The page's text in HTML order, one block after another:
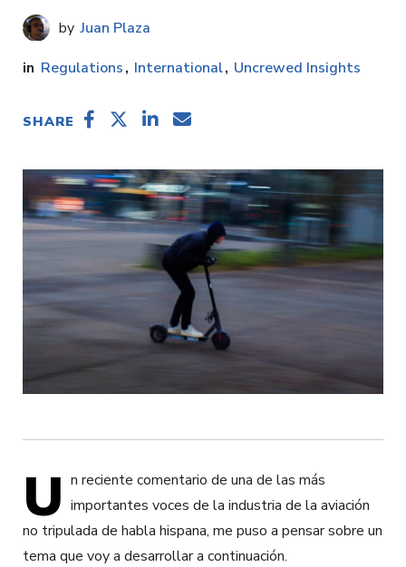
Juan Plaza
Regulations
International Uncrewed Insights
SHARE
U n reciente comentario de una de las más
importantes voces de la industria de la aviación
no tripulada de habla hispana, me puso a pensar sobre un
tema que voy a desarrollar a continuación.